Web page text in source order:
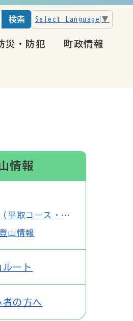
災・防犯 町政情報
検索 Select Language ▼
情報
幌尻岳登山（平取コース・額平コース）・幌尻山荘の利用などについて
山情報
ート
者の方へ